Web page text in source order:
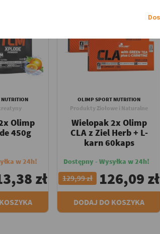
Olimp
450g
w 24h!
zł
OLIMP SPORT NUTRITION
Produkty Ziołowe i Naturalne
Wielopak 2x Olimp
CLA z Ziel Herb + L-
karn 60kaps
Dostępny - Wysyłka w 24h!
129,99 zł 126,09 zł
DODAJ DO KOSZYKA